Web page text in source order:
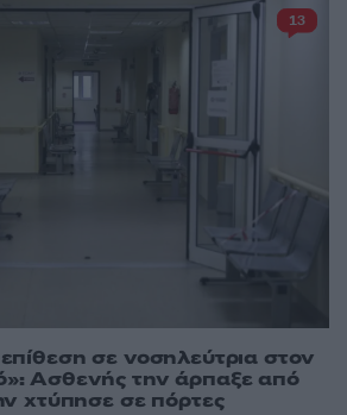
σε νοσηλεύτρια στον
Ασθενής την άρπαξε από
χτύπησε σε πόρτες
13